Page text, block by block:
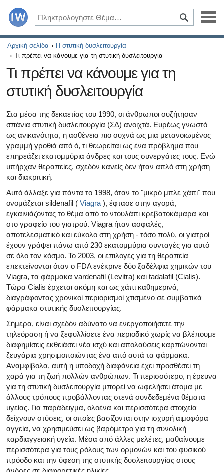
Ασθένειες
Συμπτώματα
Φάρμακα και συμπληρώματα
Υγιεινός τρόπος ζωής
Όλα τα άρθρα σχετικά με το διαβήτη και τη στυτική
Όλα τα άρθρα για τη σεξουαλική υγεία
Όλα τα άρθρα σχετικά με το διαβήτη και το ενδοκρινικό
Όλα τα άρθρα σχετικά με το πώς η καρδιά σας
Όλα τα άρθρα για το αρσενικό αναπαραγωγικό σύστημα
Όλα τα άρθρα σχετικά με την κατάθλιψη και τη στυτική
Όλα τα άρθρα για τη στυτική δυσλειτουργία
Όλα τα άρθρα για τις σχέσεις και στυτική δυσλειτουργία
Όλα τα άρθρα σχετικά με τη διαχείριση της σκλήρυνσης
Αρχική σελίδα
Η στυτική δυσλειτουργία
Τι πρέπει να κάνουμε για τη στυτική δυσλειτουργία
Τι πρέπει να κάνουμε για τη
στυτική δυσλειτουργία
Στα μέσα της δεκαετίας του 1990, οι άνθρωποι συζήτησαν
σπάνια στυτική δυσλειτουργία (ΣΔ) ανοιχτά. Ευρέως γνωστό
ως ανικανότητα, η ασθένεια πιο συχνά ως μια μετανοιωμένος
γραμμή γροθιά από ό, τι θεωρείται ως ένα πρόβλημα που
επηρεάζει εκατομμύρια άνδρες και τους συνεργάτες τους. Ενώ
υπήρχαν θεραπείες, σχεδόν κανείς δεν ήταν απλό στη χρήση
και διακριτική.
Αυτό άλλαξε για πάντα το 1998, όταν το "μικρό μπλε χάπι" που
ονομάζεται sildenafil ( Viagra ), έφτασε στην αγορά,
εγκαινιάζοντας το θέμα από το ντουλάπι κρεβατοκάμαρα και
στο γραφείο του γιατρού. Viagra ήταν ασφαλές,
αποτελεσματικό και εύκολο στη χρήση - τόσο πολύ, οι γιατροί
έχουν γράψει πάνω από 230 εκατομμύρια συνταγές για αυτό
σε όλο τον κόσμο. Το 2003, οι επιλογές για τη θεραπεία
επεκτείνονται όταν ο FDA ενέκρινε δύο ξαδέλφια χημικών του
Viagra, τα φάρμακα vardenafil (Levitra) και tadalafil (Cialis).
Τώρα Cialis έρχεται ακόμη και ως χάπι καθημερινά,
διαγράφοντας χρονικοί περιορισμοί χτισμένο σε συμβατικά
φάρμακα στυτικής δυσλειτουργίας.
Σήμερα, είναι σχεδόν αδύνατο να ενεργοποιήσετε την
τηλεόραση ή να ξεφυλλίσετε ένα περιοδικό χωρίς να βλέπουμε
διαφημίσεις εκθειάσει νέα ισχύ και απολαύσεις καρπώνονται
ζευγάρια χρησιμοποιώντας ένα από αυτά τα φάρμακα.
Αναμφίβολα, αυτή η υποδοχή διαφάνεια έχει προσθέσει τη
χαρά για τη ζωή πολλών ανθρώπων. Τι περισσότερο, η έρευνα
για τη στυτική δυσλειτουργία μπορεί να ωφελήσει άτομα με
άλλους τρόπους προβάλλοντας στενά συνδεδεμένα θέματα
υγείας. Για παράδειγμα, ολοένα και περισσότερα στοιχεία
δείχνουν στύσεις, οι οποίες βασίζονται στην ισχυρή αιμοφόρα
αγγεία, να χρησιμεύσει ως βαρόμετρο για τη συνολική
καρδιαγγειακή υγεία. Μέσα από άλλες μελέτες, μαθαίνουμε
περισσότερα για τους ρόλους των ορμονών και του φυσικού
πρόοδο και την ύφεση της στυτικής δυσλειτουργίας στους
άνδρες σε διαφορετικές ηλικίες.